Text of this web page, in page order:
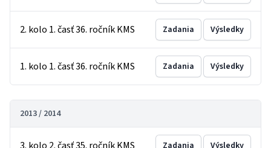
2. kolo 1. časť 36. ročník KMS Zadania Výsledky
1. kolo 1. časť 36. ročník KMS Zadania Výsledky
2013 / 2014
Zadania Výsledky